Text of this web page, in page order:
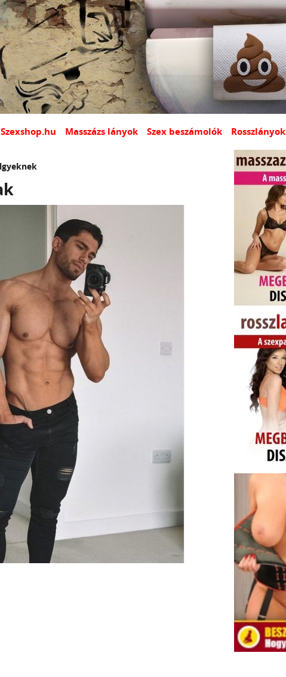
Szexshop.hu Masszázs lányok Szex beszámolók Rosszlányok